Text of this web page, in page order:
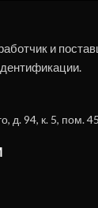
и
д. 94, к. 5, пом.